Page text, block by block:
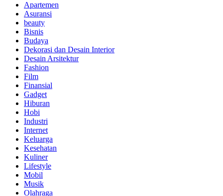
Apartemen
Asuransi
beauty
Bisnis
Budaya
Dekorasi dan Desain Interior
Desain Arsitektur
Fashion
Film
Finansial
Gadget
Hiburan
Hobi
Industri
Internet
Keluarga
Kesehatan
Kuliner
Lifestyle
Mobil
Musik
Olahraga